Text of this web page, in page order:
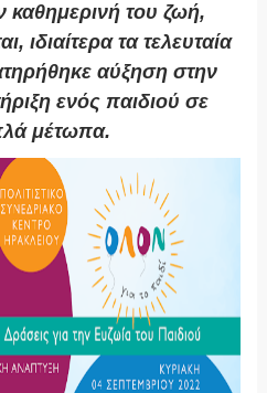
καθημερινή του ζωή,
ιδιαίτερα τα τελευταία
αύξηση στην
ενός παιδιού σε
μέτωπα.